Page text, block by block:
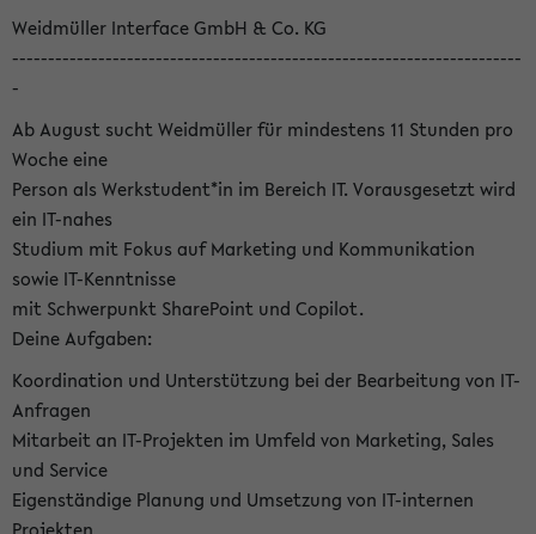
Weidmüller Interface GmbH & Co. KG
-----------------------------------------------------------------------
-
Ab August sucht Weidmüller für mindestens 11 Stunden pro
Woche eine
Person als Werkstudent*in im Bereich IT. Vorausgesetzt wird
ein IT-nahes
Studium mit Fokus auf Marketing und Kommunikation
sowie IT-Kenntnisse
mit Schwerpunkt SharePoint und Copilot.
Deine Aufgaben:
Koordination und Unterstützung bei der Bearbeitung von IT-
Anfragen
Mitarbeit an IT-Projekten im Umfeld von Marketing, Sales
und Service
Eigenständige Planung und Umsetzung von IT-internen